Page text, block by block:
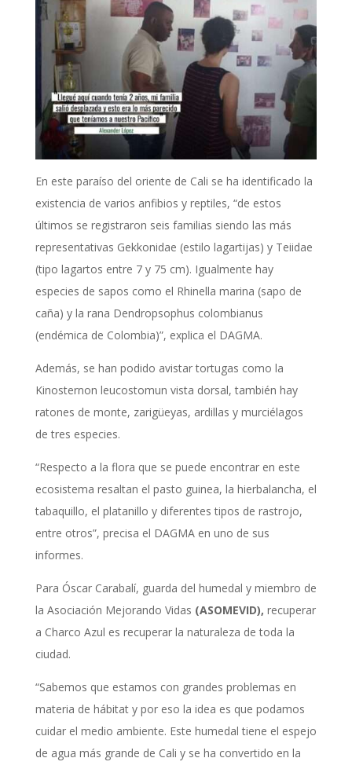
En este paraíso del oriente de Cali se ha identificado la
existencia de varios anfibios y reptiles, “de estos
últimos se registraron seis familias siendo las más
representativas Gekkonidae (estilo lagartijas) y Teiidae
(tipo lagartos entre 7 y 75 cm). Igualmente hay
especies de sapos como el Rhinella marina (sapo de
caña) y la rana Dendropsophus colombianus
(endémica de Colombia)”, explica el DAGMA.
Además, se han podido avistar tortugas como la
Kinosternon leucostomun vista dorsal, también hay
ratones de monte, zarigüeyas, ardillas y murciélagos
de tres especies.
“Respecto a la flora que se puede encontrar en este
ecosistema resaltan el pasto guinea, la hierbalancha, el
tabaquillo, el platanillo y diferentes tipos de rastrojo,
entre otros”, precisa el DAGMA en uno de sus
informes.
Para Óscar Carabalí, guarda del humedal y miembro de
la Asociación Mejorando Vidas (ASOMEVID), recuperar
a Charco Azul es recuperar la naturaleza de toda la
ciudad.
“Sabemos que estamos con grandes problemas en
materia de hábitat y por eso la idea es que podamos
cuidar el medio ambiente. Este humedal tiene el espejo
de agua más grande de Cali y se ha convertido en la